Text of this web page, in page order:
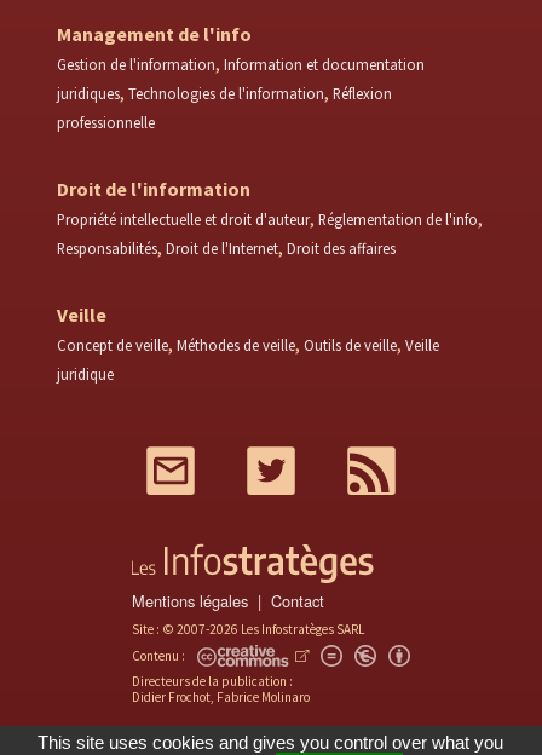
Management de l'info
Gestion de l'information Information et documentation
juridiques Technologies de l'information Réflexion
professionnelle
Droit de l'information
Propriété intellectuelle et droit d'auteur Réglementation de l'info
Responsabilités Droit de l'Internet Droit des affaires
Veille
Concept de veille Méthodes de veille Outils de veille Veille
juridique
Twitter
Mentions légales Contact
Site : © 2007-2026 Les Infostratèges SARL
Contenu :
Directeurs de la publication :
Didier Frochot, Fabrice Molinaro
This site uses cookies and gives you control over what you